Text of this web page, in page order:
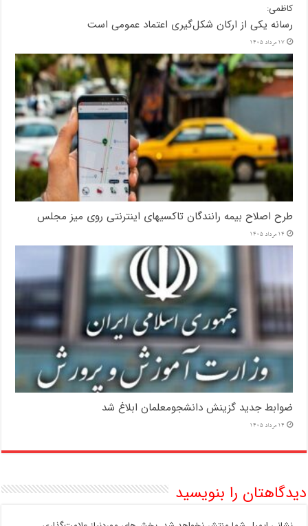
کاظمی:
رسانه یکی از ارکان شکل‌گیری اعتماد عمومی است
17 مرداد 1405
طرح اصلاح بیمه رانندگان تاکسیهای اینترنتی روی میز مجلس
14 مرداد 1405
ضوابط جدید گزینش دانشجومعلمان ابلاغ شد
14 مرداد 1405
دیدگاهتان را بنویسید